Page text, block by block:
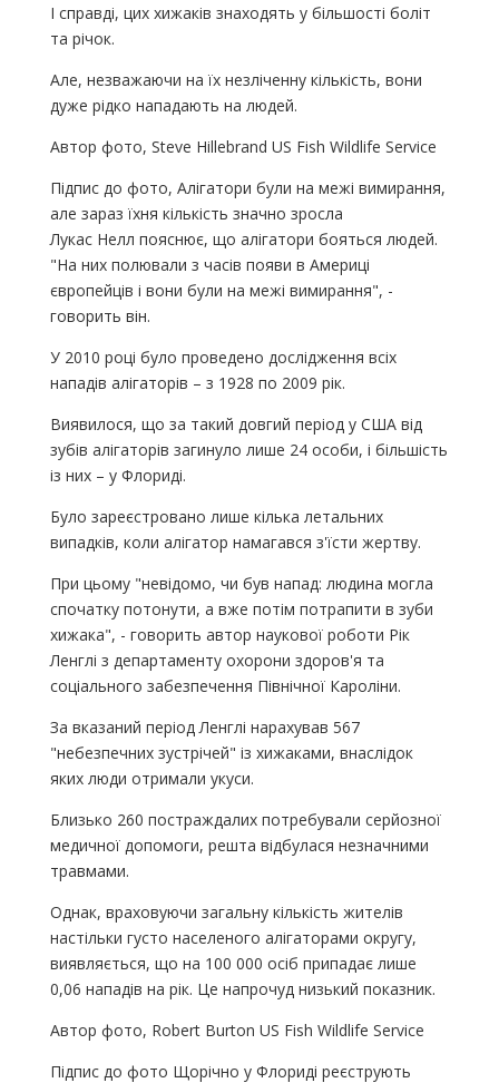
І справді, цих хижаків знаходять у більшості боліт
та річок.
Але, незважаючи на їх незліченну кількість, вони
дуже рідко нападають на людей.
Автор фото, Steve Hillebrand US Fish Wildlife Service
Підпис до фото, Алігатори були на межі вимирання,
але зараз їхня кількість значно зросла
Лукас Нелл пояснює, що алігатори бояться людей.
"На них полювали з часів появи в Америці
європейців і вони були на межі вимирання", -
говорить він.
У 2010 році було проведено дослідження всіх
нападів алігаторів – з 1928 по 2009 рік.
Виявилося, що за такий довгий період у США від
зубів алігаторів загинуло лише 24 особи, і більшість
із них – у Флориді.
Було зареєстровано лише кілька летальних
випадків, коли алігатор намагався з'їсти жертву.
При цьому "невідомо, чи був напад: людина могла
спочатку потонути, а вже потім потрапити в зуби
хижака", - говорить автор наукової роботи Рік
Ленглі з департаменту охорони здоров'я та
соціального забезпечення Північної Кароліни.
За вказаний період Ленглі нарахував 567
"небезпечних зустрічей" із хижаками, внаслідок
яких люди отримали укуси.
Близько 260 постраждалих потребували серйозної
медичної допомоги, решта відбулася незначними
травмами.
Однак, враховуючи загальну кількість жителів
настільки густо населеного алігаторами округу,
виявляється, що на 100 000 осіб припадає лише
0,06 нападів на рік. Це напрочуд низький показник.
Автор фото, Robert Burton US Fish Wildlife Service
Підпис до фото Щорічно у Флориді реєструють